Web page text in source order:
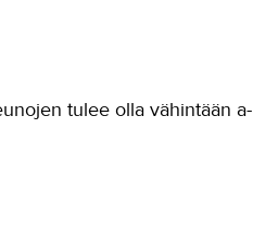
tulee olla vähintään a-